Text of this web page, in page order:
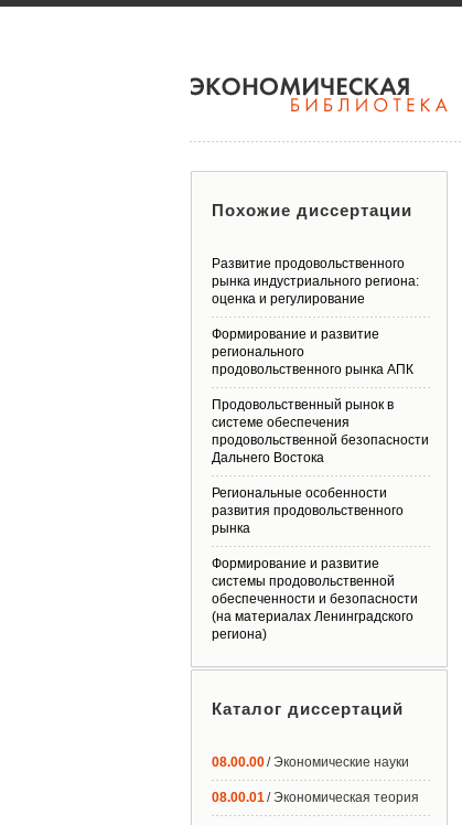
Похожие диссертации
Развитие продовольственного
рынка индустриального региона:
оценка и регулирование
Формирование и развитие
регионального
продовольственного рынка АПК
Продовольственный рынок в
системе обеспечения
продовольственной безопасности
Дальнего Востока
Региональные особенности
развития продовольственного
рынка
Формирование и развитие
системы продовольственной
обеспеченности и безопасности
(на материалах Ленинградского
региона)
Каталог диссертаций
08.00.00/ Экономические науки
08.00.01/ Экономическая теория